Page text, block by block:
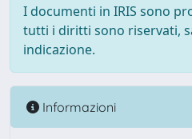
I documenti in IRIS sono
tutti i diritti sono riservati,
indicazione.
Informazioni